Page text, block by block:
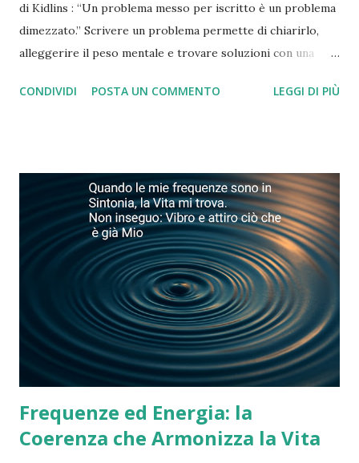
di Kidlins : “Un problema messo per iscritto è un problema
dimezzato.” Scrivere un problema permette di chiarirlo,
alleggerire il peso mentale e trovare soluzioni con una
qualcosa, più è probabile che accadrà.” Concentrarsi sulle
primo passo verso il cambiamento autentico e la
trasformazione personale. Legge del Talmud : “Non vedi le
cose per come sono, le vedi per come sei.” La realtà è uno
specchio del nostro stato interiore. Cambiando il nostro
punto di vista, cambiamo anche ciò che percepiamo. Legge
di Parkinson : “Il lavoro si espande fino a riempire il tempo
che gli assegni.” Le attività tendono ad occupare tutto il
tempo disponibile. Organizza il tuo tempo co...
CONDIVIDI POSTA UN COMMENTO LEGGI DI PIÙ
Frequenze ed Energia: la
Coerenza che Armonizza la Vita